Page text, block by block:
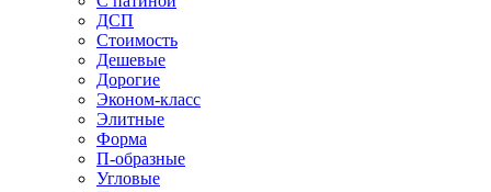
ДСП
Стоимость
Дешевые
Дорогие
Эконом-класс
Элитные
Форма
П-образные
Угловые